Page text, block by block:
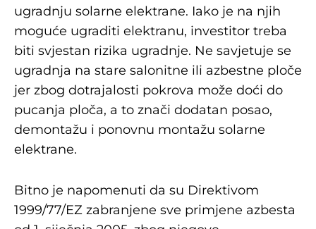
ugradnju solarne elektrane. Iako je na njih
moguće ugraditi elektranu, investitor treba
biti svjestan rizika ugradnje. Ne savjetuje se
ugradnja na stare salonitne ili azbestne ploče
jer zbog dotrajalosti pokrova može doći do
pucanja ploča, a to znači dodatan posao,
demontažu i ponovnu montažu solarne
elektrane.
Bitno je napomenuti da su Direktivom
1999/77/EZ zabranjene sve primjene azbesta